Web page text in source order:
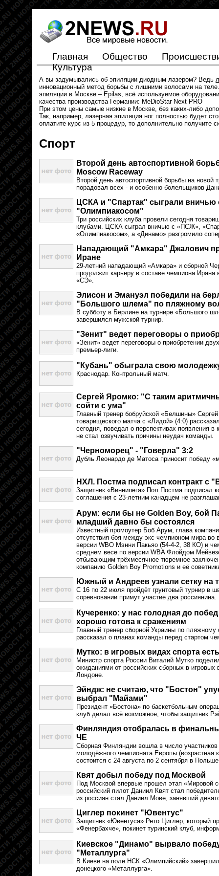
Главная Общество
Культура
А вы задумывались об эпиляции диодным лазером? Ведь
инновационный метод борьбы с лишними волосами на
эпиляции в Москве – Epilas, всё используемое
качества производства Германии: MeDioStar Next PRO
При этом цены самые низкие в Москве, без каких-либо
Так, например, лазерная эпиляция ног полностью будет
оплатите курс из 5 процедур, то дополнительно получите
Спорт
Второй день автоспортивной
Moscow Raceway
Второй день автоспортивной борьбы на новой
порадовал всех - и особенно болельщиков
ЦСКА и "Спартак" сыграли
"Олимпиакосом"
Три российских клуба провели сегодня
клубами. ЦСКА сыграл вничью с «ПСЖ»,
«Олимпиакосом», а «Динамо» разгромило
Нападающий "Амкара" Джалович
Иране
29-летний нападающий «Амкара» и сборной
продолжит карьеру в составе чемпиона Ирана
«СЭ».
Элисон и Эмануэл победили на
"Большого шлема" по пляжному
В субботу в Берлине на турнире «Большого
завершился мужской турнир.
"Зенит" ведет переговоры о
«Зенит» ведет переговоры о приобретении
премьер-лиги.
"Кубань" обыграла свою
Краснодар. Контрольный матч.
Сергей Яромко: "С таким
сойти с ума"
Главный тренер бобруйской «Белшины»
товарищеского матча с «Лидой» (4:0)
сегодня, поведал о перспективах появления
не стал озвучивать причины неудач команды.
"Черноморец" - "Говерла" 3:2
Дубль Леонардо де Матоса приносит победу
НХЛ. Постма подписал контракт с
Защитник «Виннипега» Пол Постма подписал
соглашения с 23-летним канадцем не
Арум: если бы не Golden Boy, бой
младший давно бы состоялся
Известный промоутер Боб Арум, глава
отсутствия боя между экс-чемпионом мира во
версии WBO Мэнни Пакьяо (54-4-2, 38 КО) и
среднем весе по версии WBA Флойдом
отбывающим трёхмесячное тюремное
компанию Golden Boy Promotions и её
Южный и Андреев узнали сетку на
С 16 по 22 июля пройдёт грунтовый турнир в
соревновании примут участие два россиянина.
Кучеренко: у нас голодная до
хорошо готова к сражениям
Главный тренер сборной Украины по
рассказал о планах команды перед стартом
Мутко: в игровых видах спорта
Министр спорта России Виталий Мутко
ожиданиями от российских сборных в
Лондоне.
Эйндж: не считаю, что "Бостон"
выбрал "Майами"
Президент «Бостона» по баскетбольным
клуб делал всё возможное, чтобы защитник
Финляндия отобралась в
ЧЕ
Сборная Финляндии вошла в число
молодёжного чемпионата Европы (возрастная
состоится с 24 августа по 2 сентября в
Квят добыл победу под Москвой
Под Москвой впервые прошел этап «Мировой
российский пилот Даниил Квят стал
из россиян стал Даниил Мове, занявший
Циглер покинет "Ювентус"
Защитник «Ювентуса» Рето Циглер, который
«Фенербахче», покинет туринский клуб,
Киевское "Динамо" вырвало
"Металлурга"
В Киеве на поле НСК «Олимпийский»
донецкого «Металлурга».